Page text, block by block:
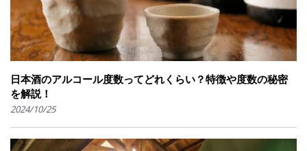
日本酒のアルコール度数ってどれくらい？特徴や度数の秘密
を解説！
2024/10/25